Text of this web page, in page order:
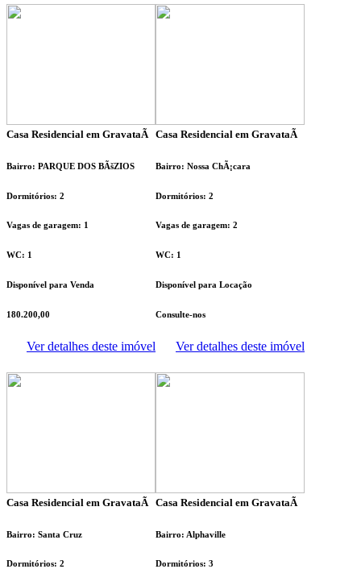
Casa Residencial em GravataÃ­
Bairro: PARQUE DOS BÃšZIOS
Dormitórios: 2
Vagas de garagem: 1
WC: 1
Disponível para Venda
180.200,00
Ver detalhes deste imóvel
Casa Residencial em GravataÃ­
Bairro: Nossa ChÃ¡cara
Dormitórios: 2
Vagas de garagem: 2
WC: 1
Disponível para Locação
Consulte-nos
Ver detalhes deste imóvel
Casa Residencial em GravataÃ­
Bairro: Santa Cruz
Dormitórios: 2
Casa Residencial em GravataÃ­
Bairro: Alphaville
Dormitórios: 3